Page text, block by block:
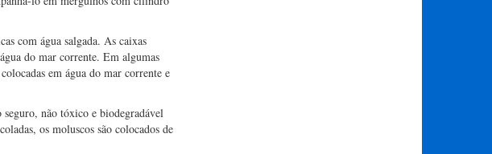
com água salgada. As caixas
do mar corrente. Em algumas
em água do mar corrente e
seguro, não tóxico e biodegradável
os moluscos são colocados de